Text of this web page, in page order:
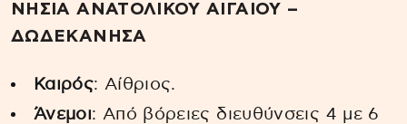
ΝΗΣΙΑ ΑΝΑΤΟΛΙΚΟΥ ΑΙΓΑΙΟΥ –
ΔΩΔΕΚΑΝΗΣΑ
Καιρός: Αίθριος.
Άνεμοι: Από βόρειες διευθύνσεις 4 με 6